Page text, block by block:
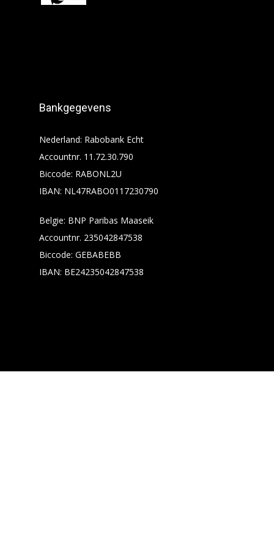
Bankgegevens
Nederland: Rabobank Echt
Accountnr. 11.72.30.790
Biccode: RABONL2U
IBAN: NL47RABO0117230790
Belgie: BNP Paribas Maaseik
Accountnr. 235042847538
Biccode: GEBABEBB
IBAN: BE24235042847538